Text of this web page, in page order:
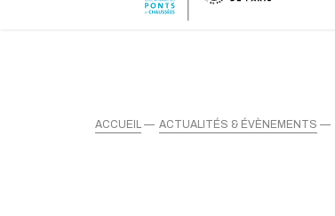
ACCUEIL ACTUALITÉS & ÉVÈNEMENTS